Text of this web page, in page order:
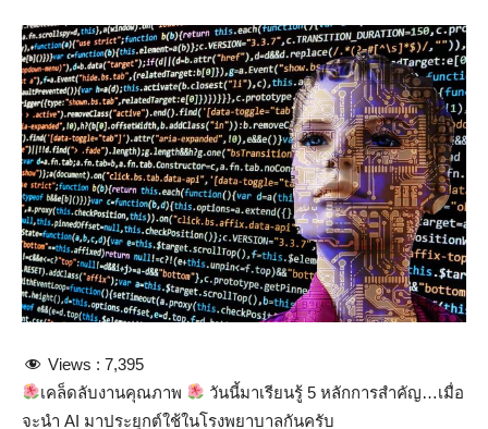
Views : 7,395
เคล็ดลับงานคุณภาพ
วันนี้มาเรียนรู้ 5 หลักการสำคัญ…เมื่อ
จะนำ AI มาประยุกต์ใช้ในโรงพยาบาลกันครับ